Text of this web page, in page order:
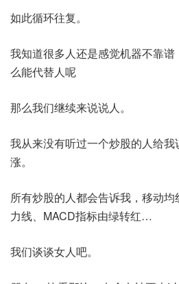
如此循环往复。
我知道很多人还是感觉机器不靠
么能代替人呢
那么我们继续来说说人。
我从来没有听过一个炒股的人给
涨。
所有炒股的人都会告诉我，移动
力线、MACD指标由绿转红…
我们谈谈女人吧。